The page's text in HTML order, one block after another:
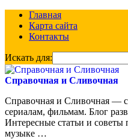
Главная
Карта сайта
Контакты
Искать для:
Справочная и Сливочная
Справочная и Сливочная —
сериалам, фильмам. Блог
Интересные статьи и советы
музыке …